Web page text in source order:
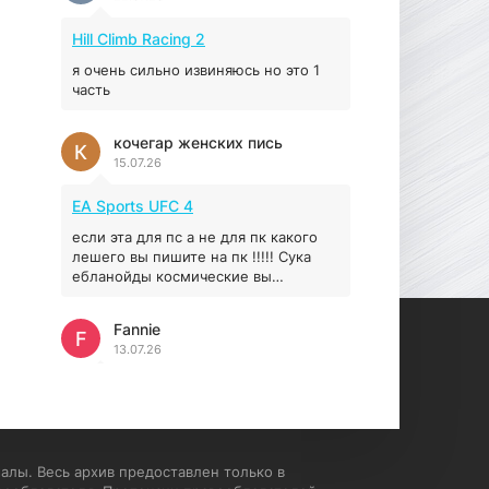
16.95 ГБ
Hill Climb Racing 2
я очень сильно извиняюсь но это 1
часть
кочегар женских пись
15.07.26
К
EA Sports UFC 4
если эта для пс а не для пк какого
лешего вы пишите на пк !!!!! Сука
ебланойды космические вы
установлением Эмулятора сука
калеки на мозг блять последней
стадии
Fannie
13.07.26
F
— быстро, горячо и честно —
Весь архив предоставлен только в